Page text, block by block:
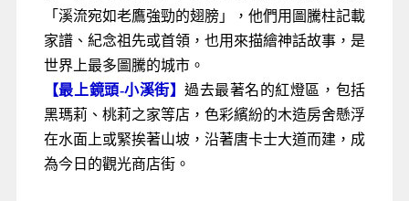
「溪流宛如老鷹強勁的翅膀」，他們用圖騰柱記載
家譜、紀念祖先或首領，也用來描繪神話故事，是
世界上最多圖騰的城市。
【最上鏡頭-小溪街】過去最著名的紅燈區，包括
黑瑪莉、桃莉之家等店，色彩繽紛的木造房舍懸浮
在水面上或緊挨著山坡，沿著唐卡士大道而建，成
為今日的觀光商店街。